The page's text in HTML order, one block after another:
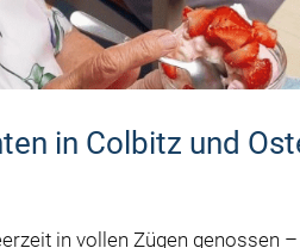
in Colbitz und
in vollen Zügen genossen